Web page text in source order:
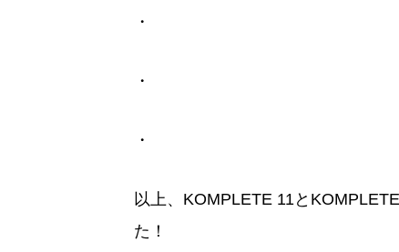
・
・
・
以上、KOMPLETE 11と
た！